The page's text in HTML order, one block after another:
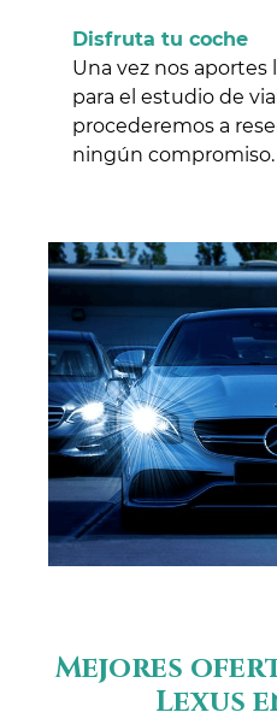
Disfruta tu coche
Una vez nos
para el estudio de
procederemos a
ningún compromiso.
Mejores
Lexus